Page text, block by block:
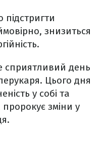
знизиться
сприятливий день
Цього дня
у собі та
зміни у